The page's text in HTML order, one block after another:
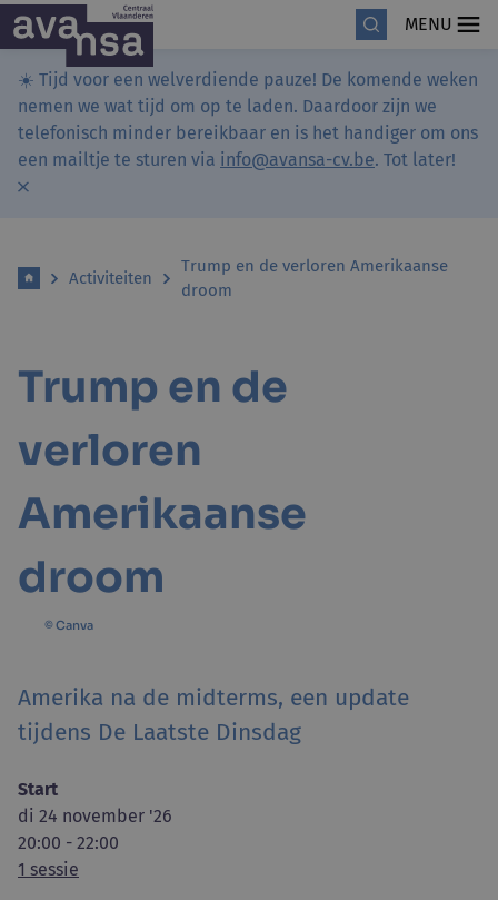
MENU
☀️ Tijd voor een welverdiende pauze! De komende weken
nemen we wat tijd om op te laden. Daardoor zijn we
telefonisch minder bereikbaar en is het handiger om ons
een mailtje te sturen via info@avansa-cv.be. Tot later!
Activiteiten
Trump en de verloren Amerikaanse
droom
Trump en de
verloren
Amerikaanse
droom
© Canva
Amerika na de midterms, een update
tijdens De Laatste Dinsdag
Start
di 24 november '26
20:00 - 22:00
1 sessie